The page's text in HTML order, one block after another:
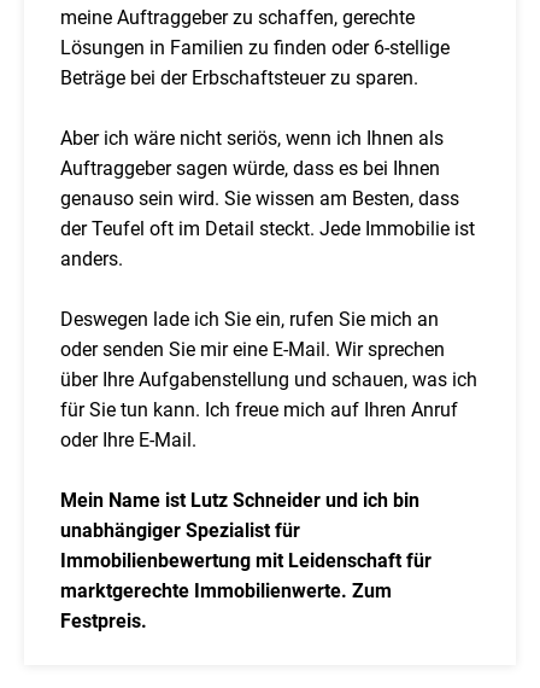
meine Auftraggeber zu schaffen, gerechte
Lösungen in Familien zu finden oder 6-stellige
Beträge bei der Erbschaftsteuer zu sparen.
Aber ich wäre nicht seriös, wenn ich Ihnen als
Auftraggeber sagen würde, dass es bei Ihnen
genauso sein wird. Sie wissen am Besten, dass
der Teufel oft im Detail steckt. Jede Immobilie ist
anders.
Deswegen lade ich Sie ein, rufen Sie mich an
oder senden Sie mir eine E-Mail. Wir sprechen
über Ihre Aufgabenstellung und schauen, was ich
für Sie tun kann. Ich freue mich auf Ihren Anruf
oder Ihre E-Mail.
Mein Name ist Lutz Schneider und ich bin
unabhängiger Spezialist für
Immobilienbewertung mit Leidenschaft für
marktgerechte Immobilienwerte. Zum
Festpreis.